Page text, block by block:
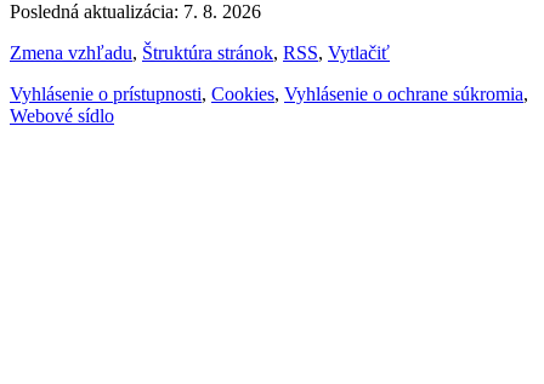
Posledná aktualizácia: 7. 8. 2026
Zmena vzhľadu, Štruktúra stránok, RSS, Vytlačiť
Vyhlásenie o prístupnosti, Cookies, Vyhlásenie o ochrane súkromia,
Webové sídlo